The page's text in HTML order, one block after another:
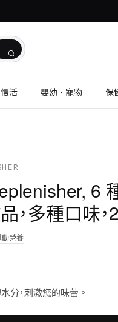
活 嬰幼 · 寵物 保
6
，多種口味，
動營養
分，刺激您的味蕾 。